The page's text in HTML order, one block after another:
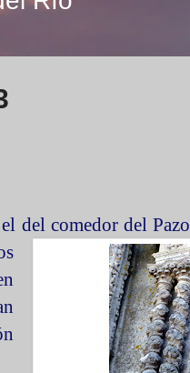
el del comedor del